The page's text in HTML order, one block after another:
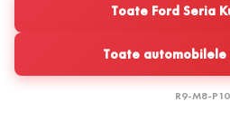
Toate Ford Seria
Toate automobilele
R9-M8-P10